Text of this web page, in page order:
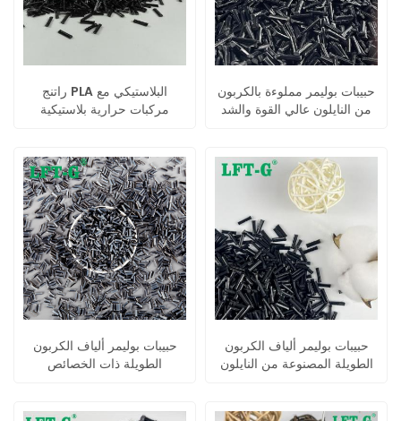
راتنج PLA البلاستيكي مع
مركبات حرارية بلاستيكية
حبيبات بوليمر مملوءة بالكربون
من النايلون عالي القوة والشد
حبيبات بوليمر ألياف الكربون
الطويلة ذات الخصائص
حبيبات بوليمر ألياف الكربون
الطويلة المصنوعة من النايلون